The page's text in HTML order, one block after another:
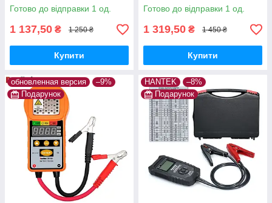
Готово до відправки 1 од.
1 137,50 ₴ 1 250 ₴
Купити
Готово до відправки 1 од.
1 319,50 ₴ 1 450 ₴
Купити
обновленная версия
–9%
Подарунок
HANTEK
–8%
Подарунок